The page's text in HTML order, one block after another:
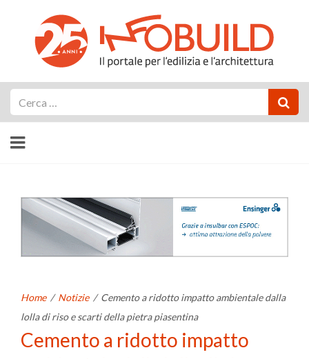
Home / Notizie / Cemento a ridotto impatto ambientale dalla
lolla di riso e scarti della pietra piasentina
Cemento a ridotto impatto